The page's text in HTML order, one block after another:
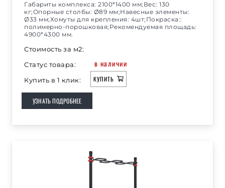
Габариты комплекса: 2100*1400 мм;Вес: 130
кг;Опорные столбы: Ø89 мм;Навесные элементы:
Ø33 мм;Хомуты для крепления: 4шт;Покраска::
полимерно-порошковая;Рекомендуемая площадь:
4900*4300 мм.
Стоимость за м2:
Статус товара:
в наличии
Купить в 1 клик: КУПИТЬ
УЗНАТЬ ПОДРОБНЕЕ